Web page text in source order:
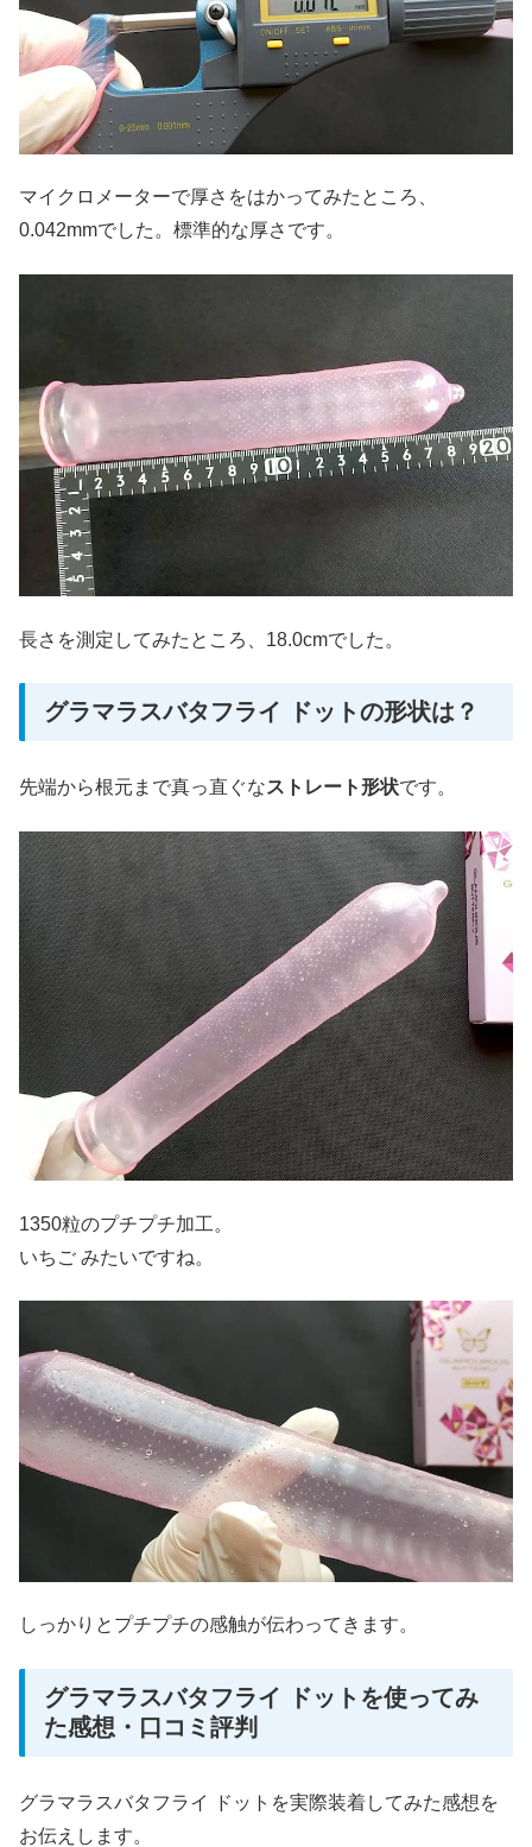
マイクロメーターで厚さをはかってみたところ、
0.042mmでした。標準的な厚さです。
長さを測定してみたところ、18.0cmでした。
グラマラスバタフライ ドットの形状は？
先端から根元まで真っ直ぐなストレート形状です。
1350粒のプチプチ加工。
いちご みたいですね。
しっかりとプチプチの感触が伝わってきます。
グラマラスバタフライ ドットを使ってみ
た感想・口コミ評判
グラマラスバタフライ ドットを実際装着してみた感想を
お伝えします。